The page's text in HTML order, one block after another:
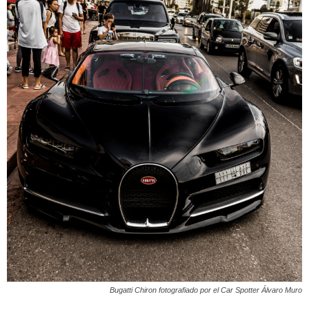
Bugatti Chiron fotografiado por el Car Spotter Álvaro Muro